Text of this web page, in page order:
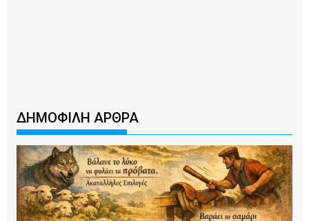
ΔΗΜΟΦΙΛΗ ΑΡΘΡΑ